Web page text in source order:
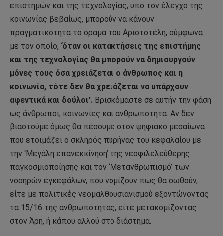
επιστημών και της τεχνολογίας, υπό τον έλεγχο της
κοινωνίας βεβαίως, μπορούν να κάνουν
πραγματικότητα το όραμα του Αριστοτέλη, σύμφωνα
με τον οποίο, ‘όταν οι κατακτήσεις της επιστήμης
και της τεχνολογίας θα μπορούν να δημιουργούν
μόνες τους όσα χρειάζεται ο άνθρωπος και η
κοινωνία, τότε δεν θα χρειάζεται να υπάρχουν
αφεντικά και δούλοι’. Βρισκόμαστε σε αυτήν την φάση
ως άνθρωποι, κοινωνίες και ανθρωπότητα. Αν δεν
βιαστούμε όμως θα πέσουμε στον ψηφιακό μεσαίωνα
που ετοιμάζει ο σκληρός πυρήνας του κεφαλαίου με
την ‘Μεγάλη επανεκκίνηση’ της νεοφιλελεύθερης
παγκοσμιοποίησης και τον ‘Μετανθρωπισμό’ των
νοσηρών εγκεφάλων, που νομίζουν πως θα σωθούν,
είτε με πολιτικές νεομαλθουσιανισμού εξοντώνοντας
τα 15/16 της ανθρωπότητας, είτε μετακομίζοντας
στον Άρη, ή κάπου αλλού στο διάστημα.